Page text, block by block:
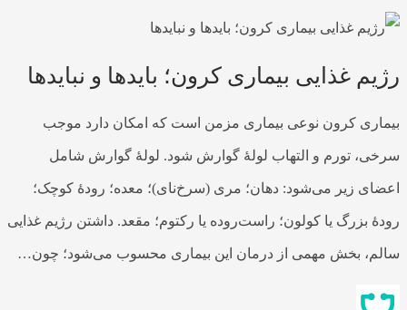
رژیم غذایی بیماری کرون؛ بایدها و نبایدها
بیماری کرون نوعی بیماری مزمن است که امکان دارد موجب
سرخی، تورم و التهاب لولۀ گوارش شود. لولۀ گوارش شامل
اعضای زیر می‌شود: دهان؛ مری (سرخ‌نای)؛ معده؛ رودۀ کوچک؛
رودۀ بزرگ یا کولون؛ راست‌روده یا رکتوم؛ مقعد. داشتن رژیم غذایی
سالم، بخش مهمی از درمان این بیماری محسوب می‌شود؛ چون…